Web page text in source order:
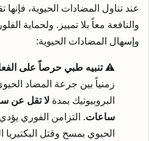
عند تناول المضادات الحيوية، فإنها
والنافعة معاً بلا تمييز. ولحماية
وإسهال المضادات الحيوية:
⚠️تنبيه طبي حرصاً على
زمنياً بين جرعة المضاد
البروبيوتيك بمدة
ساعات. التزامن الفوري يؤدي
الحيوي بمسح وقتل البكتيريا